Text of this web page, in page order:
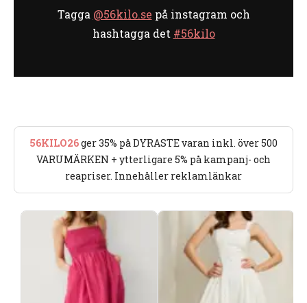
Tagga @56kilo.se på instagram och
hashtagga det #56kilo
56KILO26ger 35% på DYRASTE varan inkl. över 500
VARUMÄRKEN + ytterligare 5% på kampanj- och
reapriser. Innehåller reklamlänkar